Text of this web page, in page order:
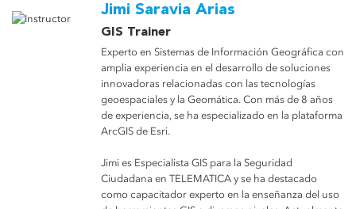
Jimi Saravia Arias
GIS Trainer
Experto en Sistemas de Información Geográfica con
amplia experiencia en el desarrollo de soluciones
innovadoras relacionadas con las tecnologías
geoespaciales y la Geomática. Con más de 8 años
de experiencia, se ha especializado en la plataforma
ArcGIS de Esri.
Jimi es Especialista GIS para la Seguridad
Ciudadana en TELEMATICA y se ha destacado
como capacitador experto en la enseñanza del uso